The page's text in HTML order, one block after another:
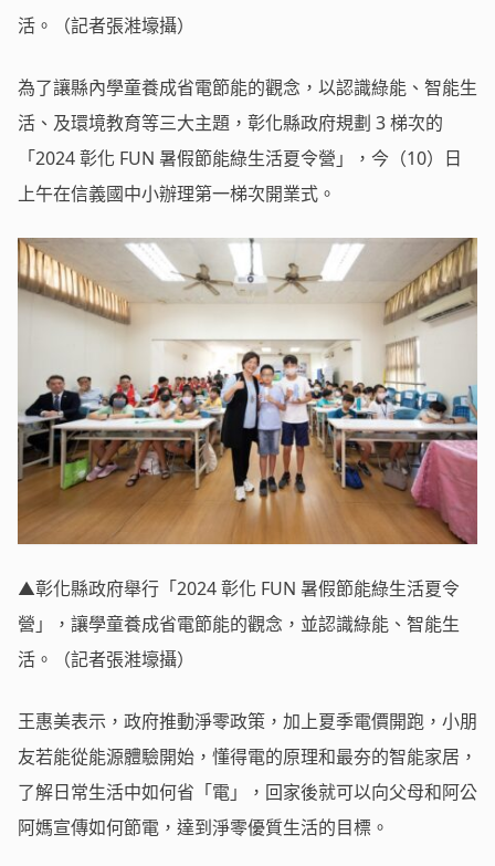
活。（記者張溎壕攝）
為了讓縣內學童養成省電節能的觀念，以認識綠能、智能生
活、及環境教育等三大主題，彰化縣政府規劃 3 梯次的
「2024 彰化 FUN 暑假節能綠生活夏令營」，今（10）日
上午在信義國中小辦理第一梯次開業式。
▲彰化縣政府舉行「2024 彰化 FUN 暑假節能綠生活夏令
營」，讓學童養成省電節能的觀念，並認識綠能、智能生
活。（記者張溎壕攝）
王惠美表示，政府推動淨零政策，加上夏季電價開跑，小朋
友若能從能源體驗開始，懂得電的原理和最夯的智能家居，
了解日常生活中如何省「電」，回家後就可以向父母和阿公
阿媽宣傳如何節電，達到淨零優質生活的目標。